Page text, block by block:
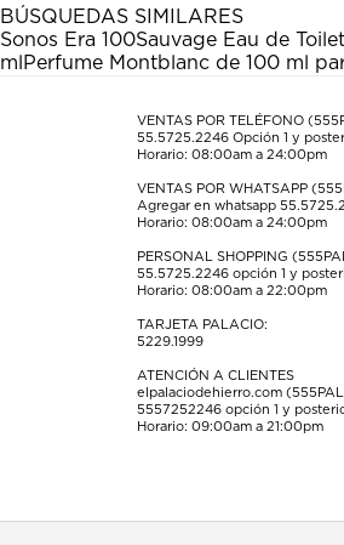
estrella
Esta
acción
abrirá
formulario
estrellas.
Esta
acción
abrirá
formulario
de
estrellas.
Esta
acción
abrirá
formulario
de
estrellas.
Esta
acción
abrirá
formulario
de
Esta
acción
abrirá
de
envío.
BÚSQUEDAS SIMILARES
Sonos Era 100Sauvage Eau de
ml Perfume Montblanc de 100 ml
VENTAS POR TELÉFONO
55.5725.2246 Opción 1 y
Horario: 08:00am a 24:00pm
VENTAS POR WHATSAPP
Agregar en whatsapp
Horario: 08:00am a 24:00pm
PERSONAL SHOPPING
55.5725.2246 opción 1 y
Horario: 08:00am a 22:00pm
TARJETA PALACIO:
5229.1999
ATENCIÓN A CLIENTES
elpalaciodehierro.com
5557252246 opción 1 y
Horario: 09:00am a 21:00pm